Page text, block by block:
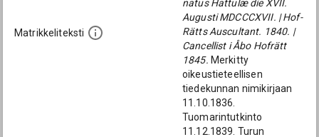
Matrikkeliteksti
natus Hattulæ die XVII.
Augusti MDCCCXVII. | Hof-
Rätts Auscultant. 1840. |
Cancellist i Åbo Hofrätt
1845. Merkitty
oikeustieteellisen
tiedekunnan nimikirjaan
11.10.1836.
Tuomarintutkinto
11.12.1839. Turun